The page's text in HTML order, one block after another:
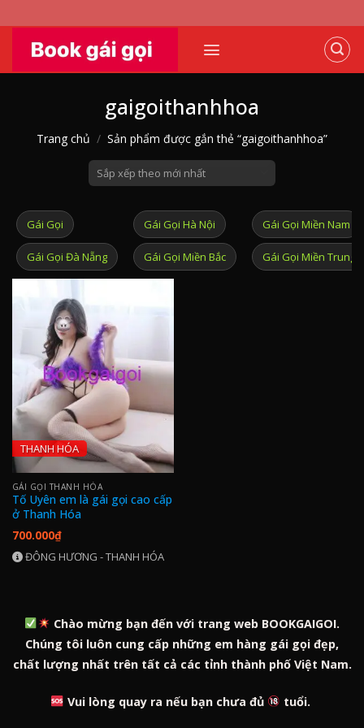
content
gaigoithanhhoa
Trang chủ / Sản phẩm được gắn thẻ “gaigoithanhhoa”
Gái Gọi
Gái Gọi Đà Nẵng
Gái Gọi Hà Nội
Gái Gọi Miền Bắc
Gái Gọi Miền Nam
Gái Gọi Miền Trung
THANH HÓA
GÁI GỌI THANH HÓA
Tố Uyên em là gái gọi cao cấp
ở Thanh Hóa
700.000₫
ĐÔNG HƯƠNG - THANH HÓA
Chào mừng bạn đến với trang web BOOKGAIGOI.
Chúng tôi luôn cung cấp những em hàng gái gọi đẹp,
chất lượng nhất trên tất cả các tỉnh thành phố Việt Nam.
Vui lòng quay ra nếu bạn chưa đủ tuổi.